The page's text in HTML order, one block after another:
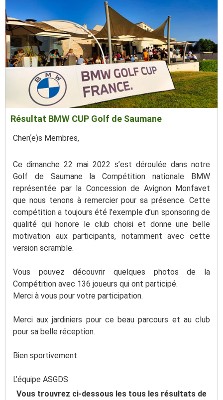
Résultat BMW CUP Golf de Saumane
Cher(e)s Membres,
Ce dimanche 22 mai 2022 s’est déroulée dans notre
Golf de Saumane la Compétition nationale BMW
représentée par la Concession de Avignon Monfavet
que nous tenons à remercier pour sa présence. Cette
compétition a toujours été l’exemple d’un sponsoring de
qualité qui honore le club choisi et donne une belle
motivation aux participants, notamment avec cette
version scramble.
Vous pouvez découvrir quelques photos de la
Compétition avec 136 joueurs qui ont participé.
Merci à vous pour votre participation.
Merci aux jardiniers pour ce beau parcours et au club
pour sa belle réception.
Bien sportivement
L’équipe ASGDS
Vous trouvrez ci-dessous les tous les résultats de